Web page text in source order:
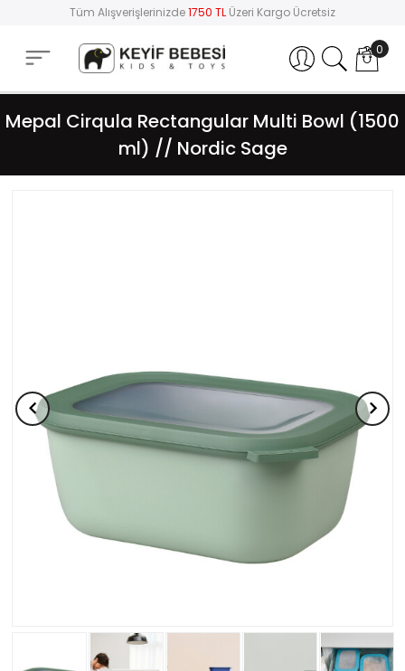
Tüm Alışverişlerinizde1750 TL Üzeri Kargo Ücretsiz
Hesabım 0
Mepal Cirqula Rectangular Multi Bowl (1500
ml) // Nordic Sage